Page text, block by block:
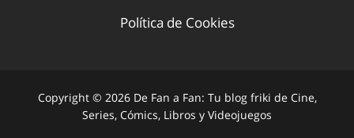
Política de Cookies
Copyright © 2026 De Fan a Fan: Tu blog friki de Cine,
Series, Cómics, Libros y Videojuegos